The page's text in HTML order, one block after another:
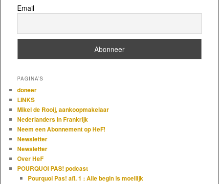
Email
PAGINA’S
doneer
LINKS
Mikel de Rooij, aankoopmakelaar
Nederlanders in Frankrijk
Neem een Abonnement op HeF!
Newsletter
Newsletter
Over HeF
POURQUOI PAS! podcast
Pourquoi Pas! afl. 1 : Alle begin is moeilijk